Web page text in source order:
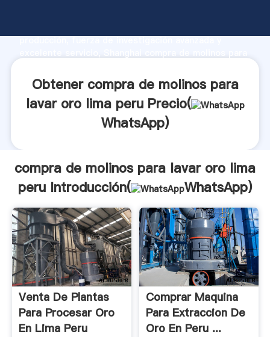
producción, fuerza de investigación avanzada y
valores a todos los clientes.
Obtener compra de molinos para
lavar oro lima peru Precio(
WhatsApp)
compra de molinos para lavar oro lima
peru Introducción(
WhatsApp)
Venta De Plantas
Para Procesar Oro
En Lima Peru
Comprar Maquina
Para Extraccion De
Oro En Peru ...